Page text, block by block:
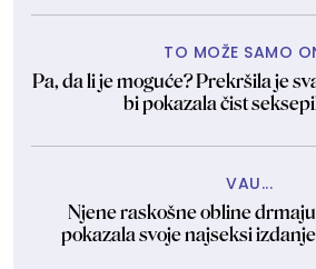
TO MOŽE SAMO
Pa, da li je moguće? Prekršila je
bi pokazala čist
VAU...
Njene raskošne obline drmaju
pokazala svoje najseksi